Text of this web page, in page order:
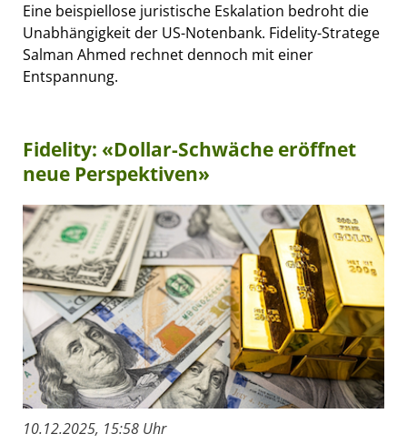
Eine beispiellose juristische Eskalation bedroht die
Unabhängigkeit der US-Notenbank. Fidelity-Stratege
Salman Ahmed rechnet dennoch mit einer
Entspannung.
Fidelity: «Dollar-Schwäche eröffnet
neue Perspektiven»
10.12.2025, 15:58 Uhr